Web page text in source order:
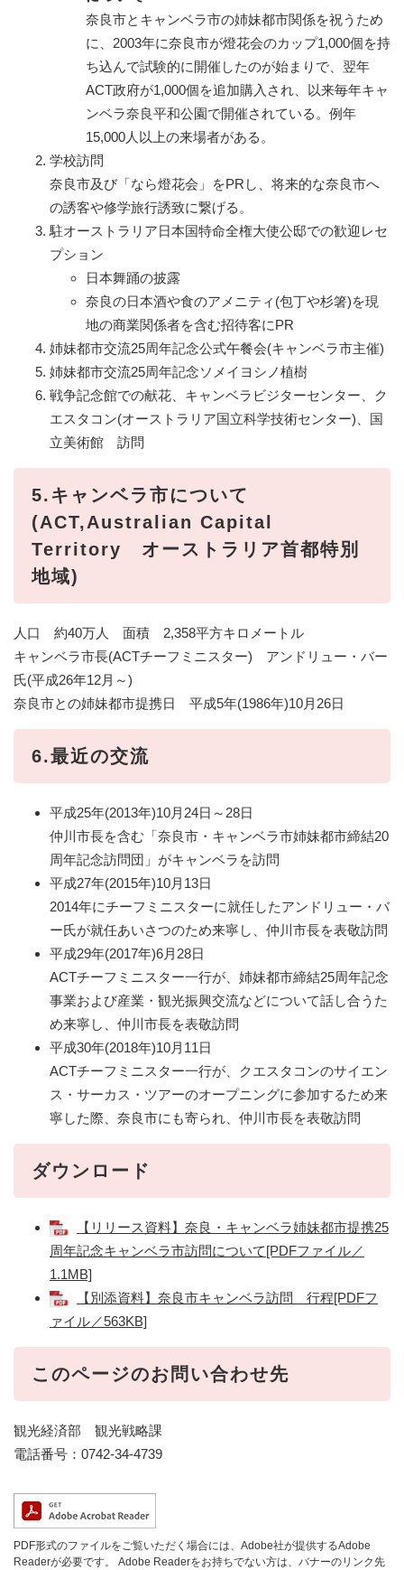
奈良市とキャンベラ市の姉妹都市関係を祝うため
に、2003年に奈良市が燈花会のカップ1,000個を持
ち込んで試験的に開催したのが始まりで、翌年
ACT政府が1,000個を追加購入され、以来毎年キャ
ンベラ奈良平和公園で開催されている。例年
15,000人以上の来場者がある。
学校訪問
奈良市及び「なら燈花会」をPRし、将来的な奈良市へ
の誘客や修学旅行誘致に繋げる。
駐オーストラリア日本国特命全権大使公邸での歓迎レセ
プション
日本舞踊の披露
奈良の日本酒や食のアメニティ(包丁や杉箸)を現
地の商業関係者を含む招待客にPR
姉妹都市交流25周年記念公式午餐会(キャンベラ市主催)
姉妹都市交流25周年記念ソメイヨシノ植樹
戦争記念館での献花、キャンベラビジターセンター、ク
エスタコン(オーストラリア国立科学技術センター)、国
立美術館 訪問
5.キャンベラ市について
(ACT,Australian Capital
Territory オーストラリア首都特別
地域)
人口 約40万人 面積 2,358平方キロメートル
キャンベラ市長(ACTチーフミニスター) アンドリュー・バー
氏(平成26年12月～)
奈良市との姉妹都市提携日 平成5年(1986年)10月26日
6.最近の交流
平成25年(2013年)10月24日～28日
仲川市長を含む「奈良市・キャンベラ市姉妹都市締結20
周年記念訪問団」がキャンベラを訪問
平成27年(2015年)10月13日
2014年にチーフミニスターに就任したアンドリュー・バ
ー氏が就任あいさつのため来寧し、仲川市長を表敬訪問
平成29年(2017年)6月28日
ACTチーフミニスター一行が、姉妹都市締結25周年記念
事業および産業・観光振興交流などについて話し合うた
め来寧し、仲川市長を表敬訪問
平成30年(2018年)10月11日
ACTチーフミニスター一行が、クエスタコンのサイエン
ス・サーカス・ツアーのオープニングに参加するため来
寧した際、奈良市にも寄られ、仲川市長を表敬訪問
ダウンロード
【リリース資料】奈良・キャンベラ姉妹都市提携25
周年記念キャンベラ市訪問について[PDFファイル／
1.1MB]
【別添資料】奈良市キャンベラ訪問 行程[PDFフ
ァイル／563KB]
このページのお問い合わせ先
観光経済部 観光戦略課
電話番号：0742-34-4739
PDF形式のファイルをご覧いただく場合には、Adobe社が提供するAdobe
Readerが必要です。
Adobe Readerをお持ちでない方は、バナーのリンク先